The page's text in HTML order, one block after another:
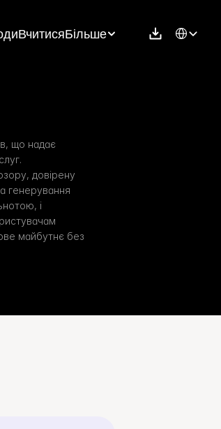
ВчитисяБільше Select
що надає
довірену
генерування
і
майбутнє без